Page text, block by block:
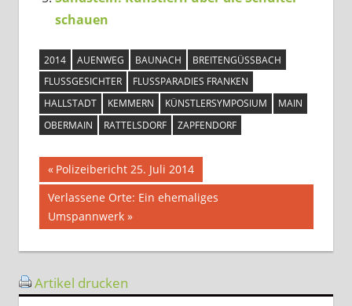
schauen
2014 AUENWEG BAUNACH
BREITENGÜSSBACH
FLUSSGESICHTER
FLUSSPARADIES FRANKEN
HALLSTADT
KEMMERN KÜNSTLERSYMPOSIUM
MAIN
OBERMAIN
RATTELSDORF ZAPFENDORF
Beitragsnavigation
Vorheriger
Beitrag:
Polizeibericht 25. Juli 2014
Nächster
Beitrag:
Verlassene Orte: Ein ehemaliges
Umspannwerk
Artikel drucken